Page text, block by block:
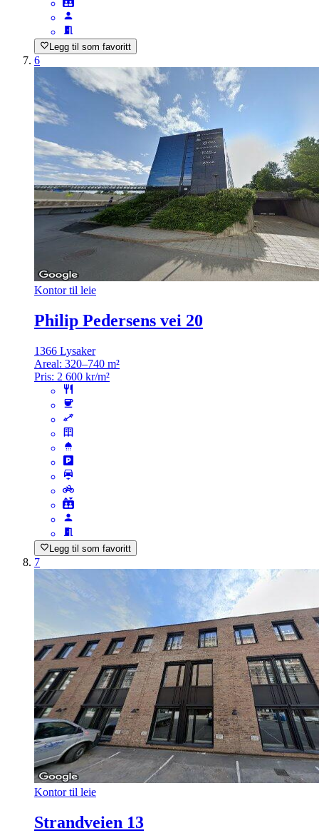
Legg til som favoritt
6
Kontor til leie
Philip Pedersens vei 20
1366 Lysaker
Areal: 320–740 m²
Pris: 2 600 kr/m²
Legg til som favoritt
7
Kontor til leie
Strandveien 13